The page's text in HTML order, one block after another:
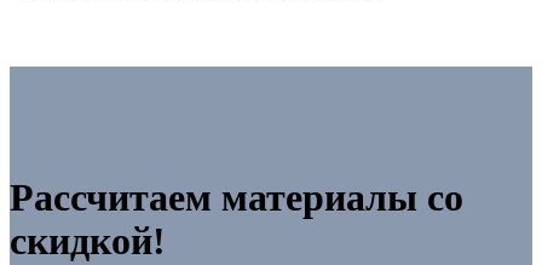
Рассчитаем материалы со
скидкой!